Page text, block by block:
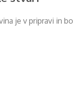
je v pripravi in ​​bo